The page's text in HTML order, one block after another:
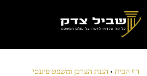
לתוכן
דף הבית › הגנת הצרכן ומשפט פיננסי